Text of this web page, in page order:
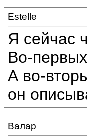
Estelle
Я сейчас
Во-
А во-
он
Валар